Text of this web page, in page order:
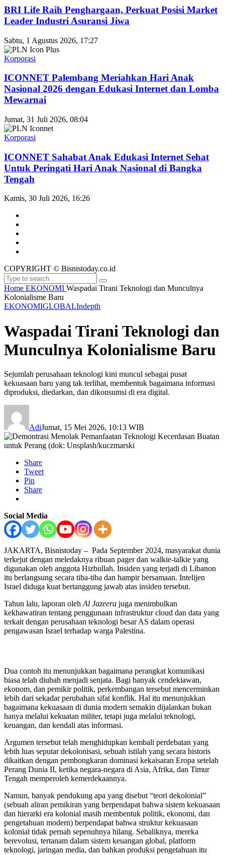
BRI Life Raih Penghargaan, Perkuat Posisi Market
Leader Industri Asuransi Jiwa
Sabtu, 1 Agustus 2026, 17:27
Korporasi
ICONNET Palembang Meriahkan Hari Anak
Nasional 2026 dengan Edukasi Internet dan Lomba
Mewarnai
Jumat, 31 Juli 2026, 08:04
Korporasi
ICONNET Sahabat Anak Edukasi Internet Sehat
Untuk Peringati Hari Anak Nasional di Bangka
Tengah
Kamis, 30 Juli 2026, 16:26
COPYRIGHT © Bisnistoday.co.id
Home EKONOMI Waspadai Tirani Teknologi dan Munculnya
Kolonialisme Baru
EKONOMIGLOBALIndepth
Waspadai Tirani Teknologi dan
Munculnya Kolonialisme Baru
Sejumlah perusahaan teknologi kini muncul sebagai pusat
kekuasaan baru yang tak terlihat, membentuk bagaimana informasi
diproduksi, diedarkan, dan dikonsumsi di era digital.
AdiJumat, 15 Mei 2026, 10:13 WIB
Share
Tweet
Pin
Share
Social Media
JAKARTA, Bisnistoday – Pada September 2024, masyarakat dunia
terkejut dengan meledaknya ribuan pager dan walkie-talkie yang
digunakan oleh anggota Hizbullah. Insiden yang terjadi di Libanon
itu berlangsung secara tiba-tiba dan hampir bersamaan. Intelijen
Israel diduga kuat bertanggung jawab atas insiden tersebut.
Tahun lalu, laporan oleh Al Jazeera juga menimbulkan
kekhawatiran tentang penggunaan infrastruktur cloud dan data yang
terkait dengan perusahaan teknologi besar AS dalam operasi
pengawasan Israel terhadap warga Palestina.
Dua contoh itu menunjukkan bagaimana perangkat komunikasi
biasa telah diubah menjadi senjata. Bagi banyak cendekiawan,
ekonom, dan pemikir politik, perkembangan tersebut mencerminkan
lebih dari sekadar perubahan sifat konflik. Hal itu menunjukkan
bagaimana kekuasaan di dunia modern semakin dijalankan bukan
hanya melalui kekuatan militer, tetapi juga melalui teknologi,
keuangan, dan kendali atas informasi.
Argumen tersebut telah menghidupkan kembali perdebatan yang
lebih luas seputar dekolonisasi, sebuah istilah yang secara historis
dikaitkan dengan pembongkaran dominasi kekaisaran Eropa setelah
Perang Dunia II, ketika negara-negara di Asia, Afrika, dan Timur
Tengah memperoleh kemerdekaannya.
Namun, banyak pendukung apa yang disebut “teori dekolonial”
(sebuah aliran pemikiran yang berpendapat bahwa sistem kekuasaan
dan hierarki era kolonial masih membentuk politik, ekonomi, dan
pengetahuan modern) berpendapat bahwa struktur kekuasaan
kolonial tidak pernah sepenuhnya hilang. Sebaliknya, mereka
berevolusi, tertanam dalam sistem keuangan global, platform
teknologi, jaringan media, dan bahkan produksi pengetahuan itu